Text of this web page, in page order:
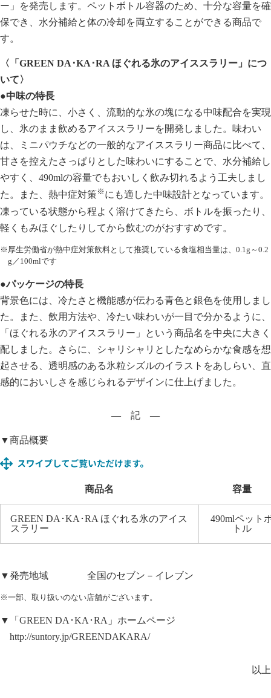
ー」を発売します。ペットボトル容器のため、十分な容量を確
保でき、水分補給と体の冷却を両立することができる商品で
す。
〈「GREEN DA･KA･RA ほぐれる氷のアイススラリー」につ
いて〉
●中味の特長
凍らせた時に、小さく、流動的な氷の塊になる中味配合を実現
し、氷のまま飲めるアイススラリーを開発しました。味わい
は、ミニパウチなどの一般的なアイススラリー商品に比べて、
甘さを控えたさっぱりとした味わいにすることで、水分補給し
やすく、490mlの容量でもおいしく飲み切れるよう工夫しまし
た。また、熱中症対策 ※ にも適した中味設計となっています。
凍っている状態から程よく溶けてきたら、ボトルを振ったり、
軽くもみほぐしたりしてから飲むのがおすすめです。
※厚生労働省が熱中症対策飲料として推奨している食塩相当量は、0.1g～0.2
g／100mlです
●パッケージの特長
背景色には、冷たさと機能感が伝わる青色と銀色を使用しまし
た。また、飲用方法や、冷たい味わいが一目で分かるように、
「ほぐれる氷のアイススラリー」という商品名を中央に大きく
配しました。さらに、シャリシャリとしたなめらかな食感を想
起させる、透明感のある氷粒シズルのイラストをあしらい、直
感的においしさを感じられるデザインに仕上げました。
― 記 ―
▼商品概要
商品名 容量
GREEN DA･KA･RA ほぐれる氷のアイス
スラリー
490mlペット
トル
▼発売地域 全国のセブン－イレブン
※一部、取り扱いのない店舗がございます。
▼「GREEN DA･KA･RA」ホームページ
http://suntory.jp/GREENDAKARA/
以上